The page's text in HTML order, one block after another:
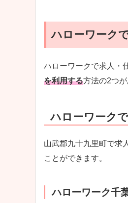
ハローワーク
ハローワークで求人・
を利用する方法の2つが
ハローワーク
山武郡九十九里町で求
ことができます。
ハローワーク千